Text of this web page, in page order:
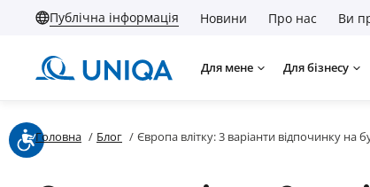
Публічна інформація Новини Про нас Ви
Для мене Для бізнесу
Головна / Блог / Європа влітку: 3 варіанти відпочинку на